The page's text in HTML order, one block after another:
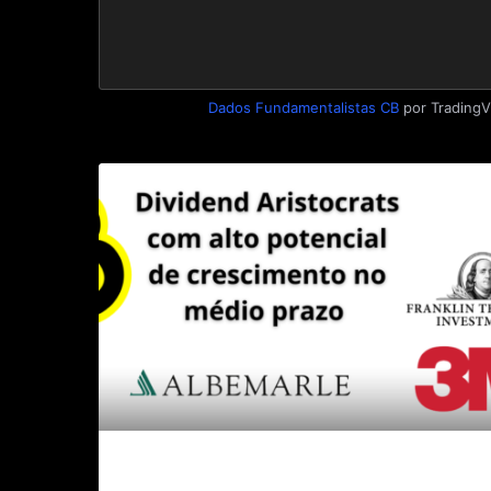
Dados Fundamentalistas CB por